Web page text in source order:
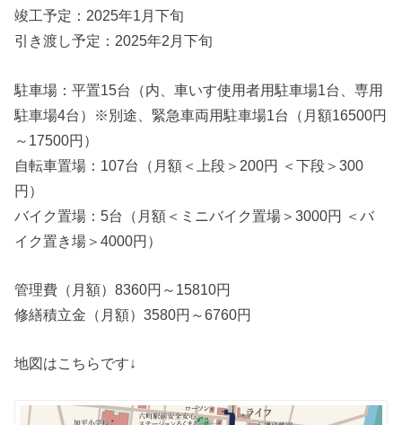
竣工予定：2025年1月下旬
引き渡し予定：2025年2月下旬
駐車場：平置15台（内、車いす使用者用駐車場1台、専用
駐車場4台）※別途、緊急車両用駐車場1台（月額16500円
～17500円）
自転車置場：107台（月額＜上段＞200円 ＜下段＞300
円）
バイク置場：5台（月額＜ミニバイク置場＞3000円 ＜バ
イク置き場＞4000円）
管理費（月額）8360円～15810円
修繕積立金（月額）3580円～6760円
地図はこちらです↓